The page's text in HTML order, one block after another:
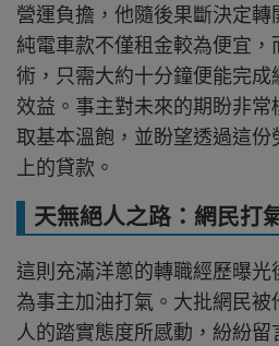
營運負擔，他隨後果斷決定
純電車款不僅租金較為便宜
術，只需大約十分鐘便能完
效益。事主對未來的期盼非
取基本溫飽，並盼望透過這
上的貸款。
天無絕人之路：網民打
這則充滿洋蔥的轉職經歷曝
為事主加油打氣。大批網民
人的踏實態度所感動，紛紛留